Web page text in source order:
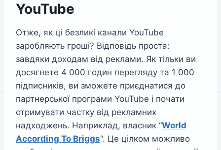
YouTube
Отже, як ці безликі канали YouTube
заробляють гроші? Відповідь проста:
завдяки доходам від реклами. Як тільки ви
досягнете 4 000 годин перегляду та 1 000
підписників, ви зможете приєднатися до
партнерської програми YouTube і почати
отримувати частку від рекламних
надходжень. Наприклад, власник “World
According To Briggs“. Це цілком можливо